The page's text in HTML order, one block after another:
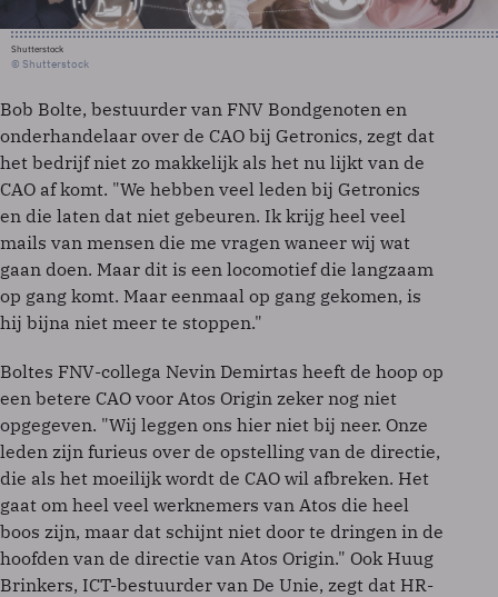
Shutterstock
© Shutterstock
Bob Bolte, bestuurder van FNV Bondgenoten en
onderhandelaar over de CAO bij Getronics, zegt dat
het bedrijf niet zo makkelijk als het nu lijkt van de
CAO af komt. "We hebben veel leden bij Getronics
en die laten dat niet gebeuren. Ik krijg heel veel
mails van mensen die me vragen waneer wij wat
gaan doen. Maar dit is een locomotief die langzaam
op gang komt. Maar eenmaal op gang gekomen, is
hij bijna niet meer te stoppen."
Boltes FNV-collega Nevin Demirtas heeft de hoop op
een betere CAO voor Atos Origin zeker nog niet
opgegeven. "Wij leggen ons hier niet bij neer. Onze
leden zijn furieus over de opstelling van de directie,
die als het moeilijk wordt de CAO wil afbreken. Het
gaat om heel veel werknemers van Atos die heel
boos zijn, maar dat schijnt niet door te dringen in de
hoofden van de directie van Atos Origin." Ook Huug
Brinkers, ICT-bestuurder van De Unie, zegt dat HR-